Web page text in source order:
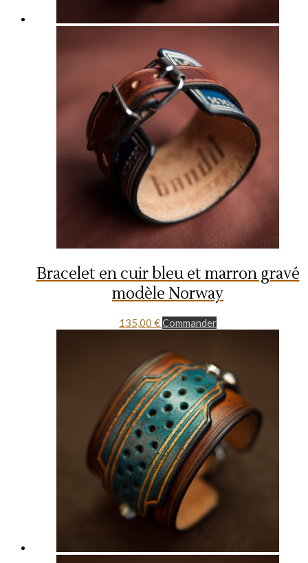
Bracelet en cuir bleu et marron gravé
modèle Norway
135,00 €Commander